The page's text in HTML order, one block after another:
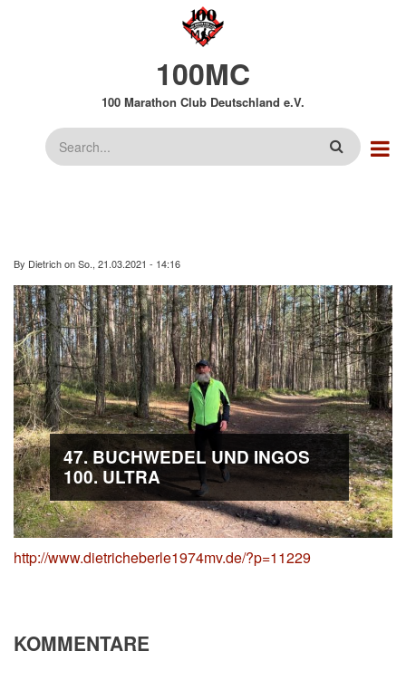
100MC
100 Marathon Club Deutschland e.V.
Suche
By DietrichonSo., 21.03.2021 - 14:16
47. BUCHWEDEL UND INGOS
100. ULTRA
http://www.dietricheberle1974mv.de/?p=11229
KOMMENTARE